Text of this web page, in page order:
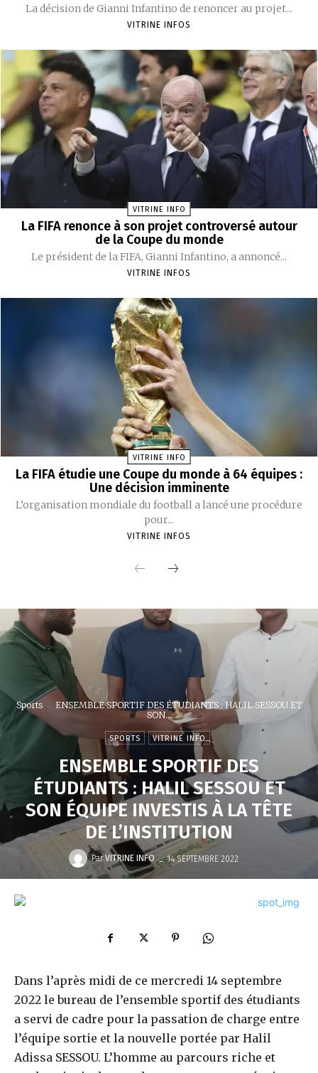
La décision de Gianni Infantino de renoncer au projet...
VITRINE INFOS
VITRINE INFO
La FIFA renonce à son projet controversé autour
de la Coupe du monde
Le président de la FIFA, Gianni Infantino, a annoncé...
VITRINE INFOS
VITRINE INFO
La FIFA étudie une Coupe du monde à 64 équipes :
Une décision imminente
L’organisation mondiale du football a lancé une procédure
pour...
VITRINE INFOS